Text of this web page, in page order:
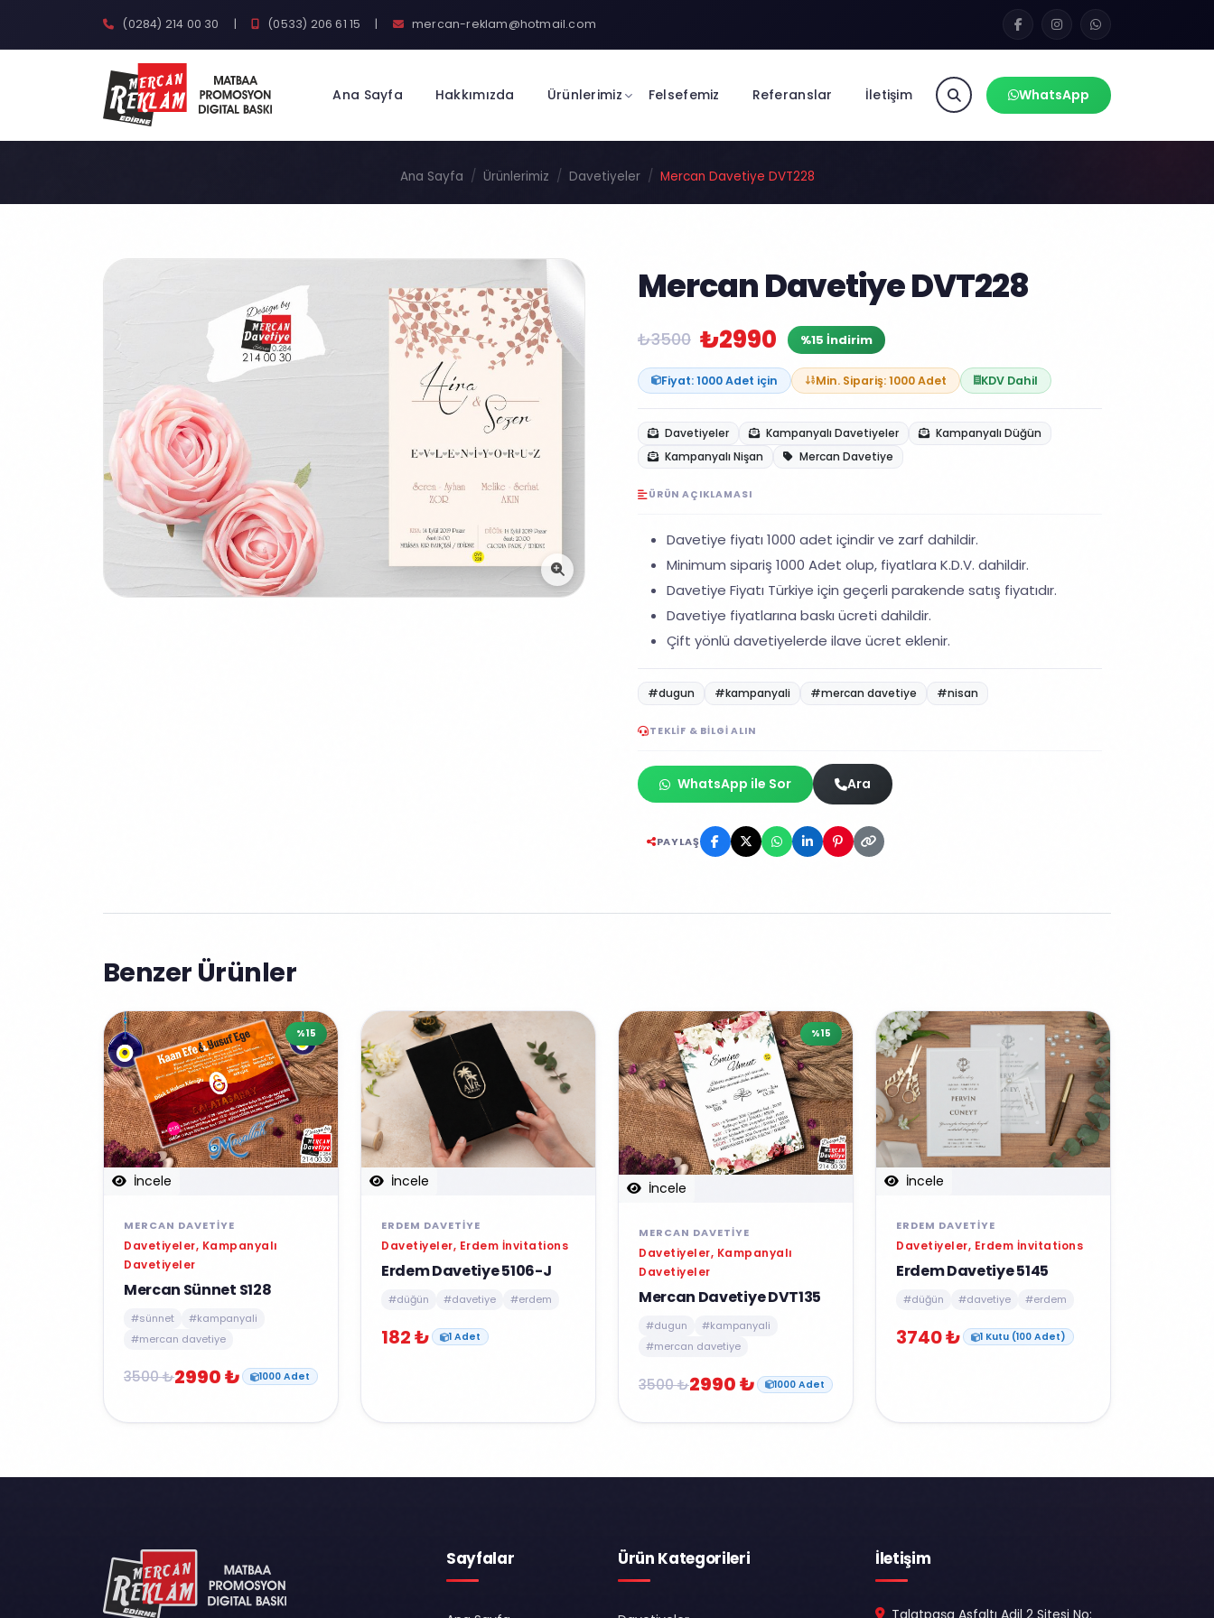
(0284) 214 00 30 | (0533) 206 61 15 | mercan-reklam@hotmail.com
Ana Sayfa Hakkımızda Ürünlerimiz Felsefemiz Referanslar İletişim WhatsApp
Ana Sayfa Ürünlerimiz Davetiyeler Mercan Davetiye DVT228
Mercan Davetiye DVT228
₺3500 ₺2990 %15 İndirim
Fiyat: 1000 Adet için Min. Sipariş: 1000 Adet KDV Dahil
Davetiyeler Kampanyalı Davetiyeler
Kampanyalı Düğün
Kampanyalı Nişan
Mercan Davetiye
ÜRÜN AÇIKLAMASI
Davetiye fiyatı 1000 adet içindir ve zarf dahildir.
Minimum sipariş 1000 Adet olup, fiyatlara K.D.V. dahildir.
Davetiye Fiyatı Türkiye için geçerli parakende satış fiyatıdır.
Davetiye fiyatlarına baskı ücreti dahildir.
Çift yönlü davetiyelerde ilave ücret eklenir.
#dugun #kampanyali #mercan davetiye #nisan
TEKLIF & BILGI ALIN
WhatsApp ile Sor Ara
PAYLAŞ
Benzer Ürünler
İncele
%15
MERCAN DAVETIYE
Davetiyeler, Kampanyalı
Davetiyeler
Mercan Sünnet S128
#sünnet
#kampanyali
#mercan davetiye
3500 ₺2990 ₺ 1000 Adet
İncele
ERDEM DAVETIYE
Davetiyeler, Erdem İnvitations
Erdem Davetiye 5106-J
#düğün #davetiye #erdem
182 ₺ 1 Adet
İncele
%15
MERCAN DAVETIYE
Davetiyeler, Kampanyalı
Davetiyeler
Mercan Davetiye DVT135
#dugun
#kampanyali
#mercan davetiye
3500 ₺2990 ₺ 1000 Adet
İncele
ERDEM DAVETIYE
Davetiyeler, Erdem İnvitations
Erdem Davetiye 5145
#düğün #davetiye #erdem
3740 ₺ 1 Kutu (100 Adet)
Sayfalar Ürün Kategorileri İletişim